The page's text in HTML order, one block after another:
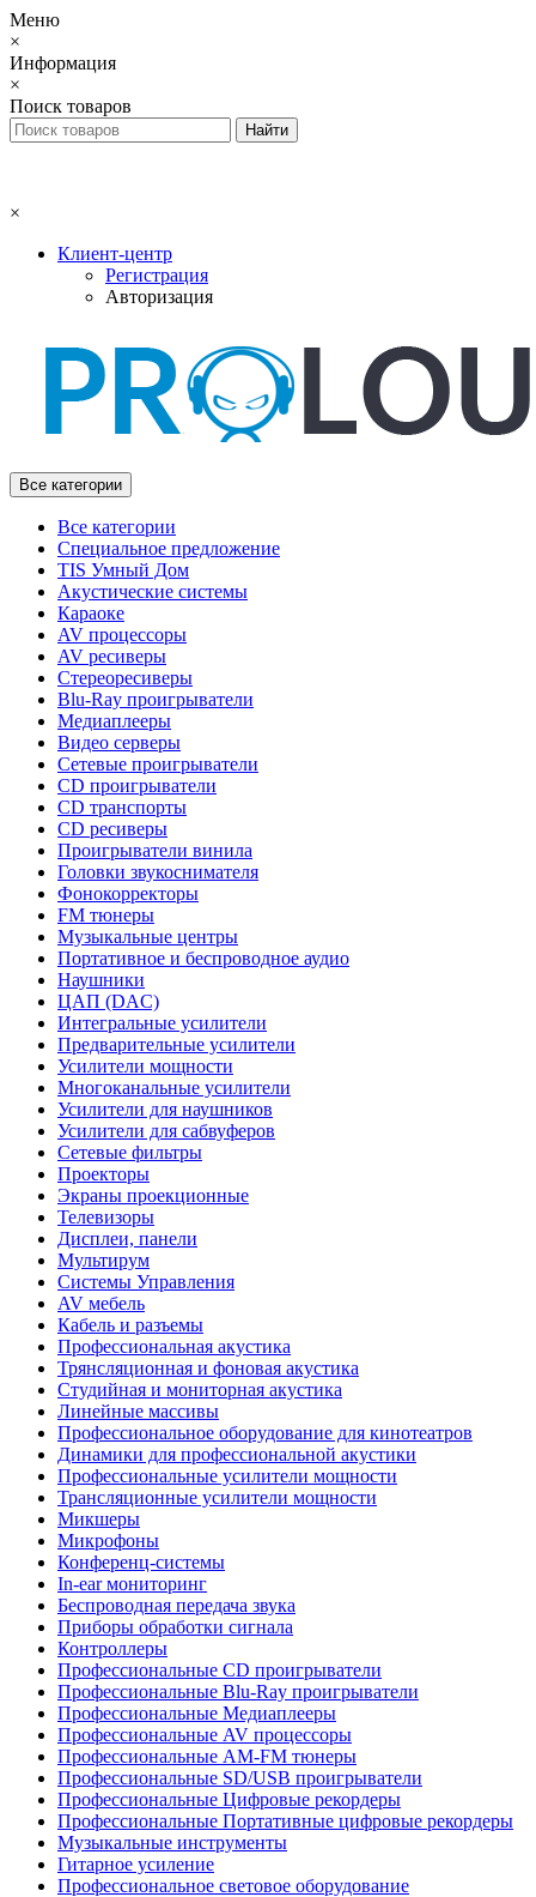
Меню
×
Информация
×
Поиск товаров
×
Клиент-центр
Регистрация
Авторизация
Все категории
Все категории
Специальное предложение
TIS Умный Дом
Акустические системы
Караоке
AV процессоры
AV ресиверы
Стереоресиверы
Blu-Ray проигрыватели
Медиаплееры
Видео серверы
Сетевые проигрыватели
CD проигрыватели
CD транспорты
CD ресиверы
Проигрыватели винила
Головки звукоснимателя
Фонокорректоры
FM тюнеры
Музыкальные центры
Портативное и беспроводное аудио
Наушники
ЦАП (DAC)
Интегральные усилители
Предварительные усилители
Усилители мощности
Многоканальные усилители
Усилители для наушников
Усилители для сабвуферов
Сетевые фильтры
Проекторы
Экраны проекционные
Телевизоры
Дисплеи, панели
Мультирум
Системы Управления
AV мебель
Кабель и разъемы
Профессиональная акустика
Трянсляционная и фоновая акустика
Студийная и мониторная акустика
Линейные массивы
Профессиональное оборудование для кинотеатров
Динамики для профессиональной акустики
Профессиональные усилители мощности
Трансляционные усилители мощности
Микшеры
Микрофоны
Конференц-системы
In-ear мониторинг
Беспроводная передача звука
Приборы обработки сигнала
Контроллеры
Профессиональные СD проигрыватели
Профессиональные Blu-Ray проигрыватели
Профессиональные Медиаплееры
Профессиональные AV процессоры
Профессиональные AM-FM тюнеры
Профессиональные SD/USB проигрыватели
Профессиональные Цифровые рекордеры
Профессиональные Портативные цифровые рекордеры
Музыкальные инструменты
Гитарное усиление
Профессиональное световое оборудование